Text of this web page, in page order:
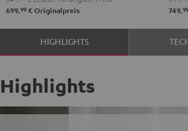
699,99 € Originalpreis 749,99
HIGHLIGHTS
Highlights